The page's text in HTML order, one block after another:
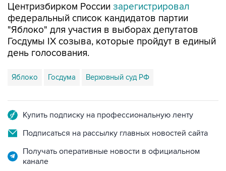
Центризбирком России зарегистрировал
федеральный список кандидатов партии
"Яблоко" для участия в выборах депутатов
Госдумы IX созыва, которые пройдут в единый
день голосования.
Яблоко Госдума Верховный суд РФ
Купить подписку на профессиональную ленту
Подписаться на рассылку главных новостей сайта
Получать оперативные новости в официальном
канале